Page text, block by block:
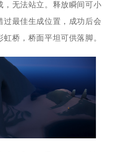
，无法站立。释放瞬间可小
过最佳生成位置，成功后会
桥，桥面平坦可供落脚。